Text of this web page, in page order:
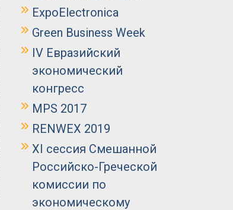
ExpoElectronica
Green Business Week
IV Евразийский
экономический
конгресс
MPS 2017
RENWEX 2019
XI сессия Смешанной
Российско-Греческой
комиссии по
экономическому